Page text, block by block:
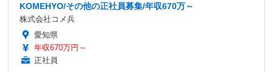
KOMEHYO/その他の正社員募集/年収670万～
株式会社コメ兵
愛知県
年収670万円～
正社員